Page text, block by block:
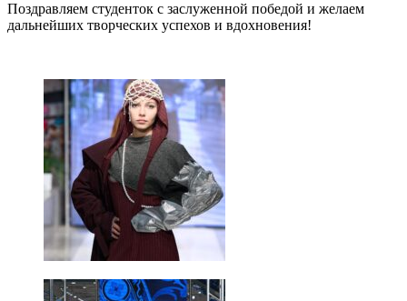
Поздравляем студенток с заслуженной победой и желаем
дальнейших творческих успехов и вдохновения!